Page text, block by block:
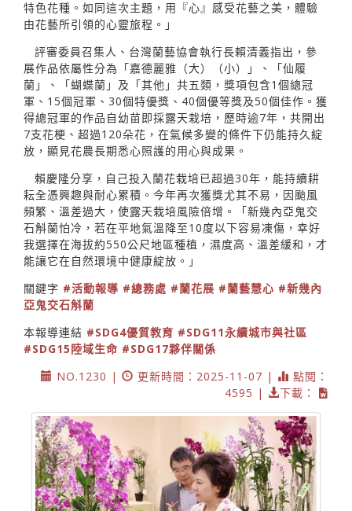
特色花種。如同這次主題，用『心』感受花藝之美，體驗
由花藝所引領的心靈旅程。」
評審委員召集人、台灣蘭藝協會執行長賴清義指出，參
展作品依屬性分為「嘉德麗雅（大）（小）」、「仙履
蘭」、「蝴蝶蘭」及「其他」共五類，獎項包含1個總冠
軍、15個冠軍、30個特優獎、40個優等獎及50個佳作。獲
得總冠軍的作品自幼苗即採露天栽培，歷時逾7年，共開出
7支花梗、超過120朵花，在氣候多變的條件下仍能持久綻
放，顯見花農長期悉心照護的用心與成果。
賴慶隆分享，自己投入蘭花栽培已超過30年，能持續耕
耘全憑興趣與耐心累積。今年再次獲獎尤其不易，因颱風
頻繁、溫差過大，使露天栽培風險倍增。「新幾內亞鬼交
石斛蘭怕冷，若在平地氣溫降至10度以下容易凍傷，幸好
我選擇在海拔約550公尺地區種植，濕度高、溫差緩和，才
能讓它在自然環境中健康綻放。」
關鍵字 #活動報導 #總務處 #蘭花展 #蘭藝慧心 #新幾內
亞鬼交石斛蘭
本報導連結 #SDG4優質教育 #SDG11永續城市與社區
#SDG15陸域生命 #SDG17夥伴關係
NO.1230 |
更新時間：2025-11-07 |
點閱：
4595 |
下載：